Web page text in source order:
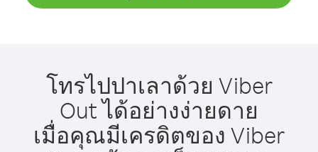
โทรไปปาเลาด้วย Viber
Out ได้อย่างง่ายดาย
เมื่อคุณมีเครดิตของ Viber